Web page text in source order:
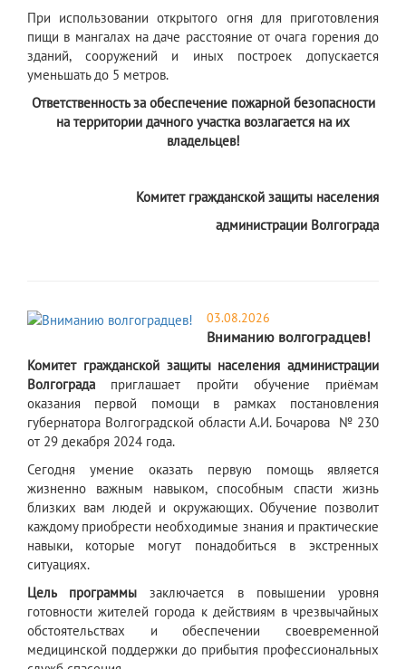
При использовании открытого огня для приготовления
пищи в мангалах на даче расстояние от очага горения до
зданий, сооружений и иных построек допускается
уменьшать до 5 метров.
Ответственность за обеспечение пожарной безопасности
на территории дачного участка возлагается на их
владельцев!
Комитет гражданской защиты населения
администрации Волгограда
03.08.2026
Вниманию волгоградцев!
Комитет гражданской защиты населения администрации
Волгограда приглашает пройти обучение приёмам
оказания первой помощи в рамках постановления
губернатора Волгоградской области А.И. Бочарова № 230
от 29 декабря 2024 года.
Сегодня умение оказать первую помощь является
жизненно важным навыком, способным спасти жизнь
близких вам людей и окружающих. Обучение позволит
каждому приобрести необходимые знания и практические
навыки, которые могут понадобиться в экстренных
ситуациях.
Цель программы заключается в повышении уровня
готовности жителей города к действиям в чрезвычайных
обстоятельствах и обеспечении своевременной
медицинской поддержки до прибытия профессиональных